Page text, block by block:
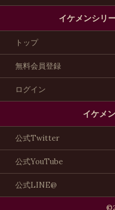
イケメンシリ
トップ
無料会員登録
ログイン
イケメ
公式Twitter
公式YouTube
公式LINE@